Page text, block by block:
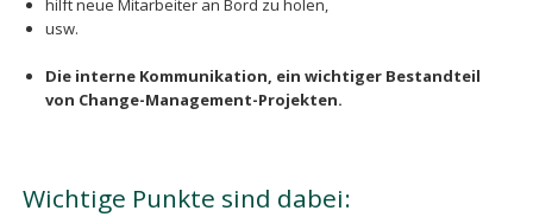
hilft neue Mitarbeiter an Bord zu holen,
usw.
Die interne Kommunikation, ein wichtiger Bestandteil
von Change-Management-Projekten.
Wichtige Punkte sind dabei: